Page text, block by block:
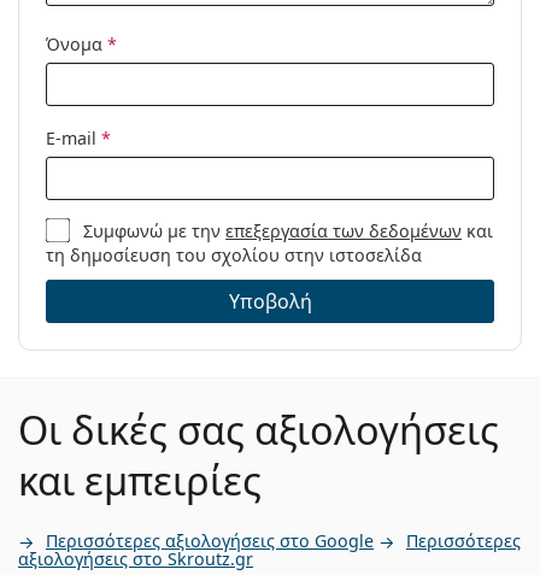
Όνομα *
E-mail *
Συμφωνώ με τηνεπεξεργασία των δεδομένων και
τη δημοσίευση του σχολίου στην ιστοσελίδα
Υποβολή
Οι δικές σας αξιολογήσεις
και εμπειρίες
Περισσότερες αξιολογήσεις στο Google Περισσότερες
αξιολογήσεις στο Skroutz.gr